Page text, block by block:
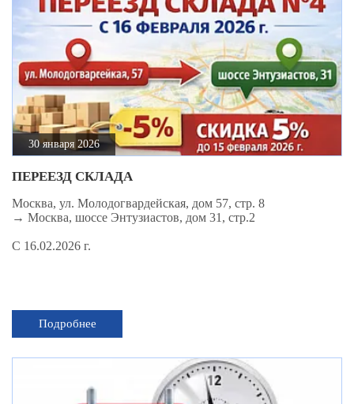
30 января 2026
ПЕРЕЕЗД СКЛАДА
Москва, ул. Молодогвардейская, дом 57, стр. 8
→ Москва, шоссе Энтузиастов, дом 31, стр.2
C 16.02.2026 г.
Подробнее